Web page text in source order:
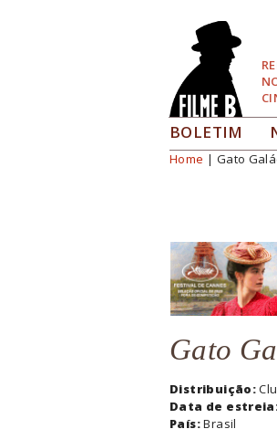
BOLETIM
Você está
Home | Gato
Gato
Distribuição:
Data de
País:Brasil